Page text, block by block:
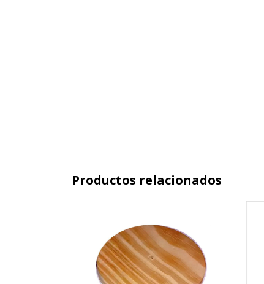
Productos relacionados